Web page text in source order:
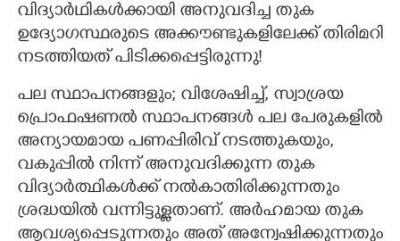
വിദ്യാർഥികൾക്കായി അനുവദിച്ച തുക
ഉദ്യോഗസ്ഥരുടെ അക്കൗണ്ടുകളിലേക്ക് തിരിമറി
നടത്തിയത് പിടിക്കപ്പെട്ടിരുന്നു!
പല സ്ഥാപനങ്ങളും; വിശേഷിച്ച്,​ സ്വാശ്രയ
പ്രൊഫഷണൽ സ്ഥാപനങ്ങൾ പല പേരുകളിൽ
അന്യായമായ പണപ്പിരിവ് നടത്തുകയും,​
വകുപ്പിൽ നിന്ന് അനുവദിക്കുന്ന തുക
വിദ്യാർത്ഥികൾക്ക് നൽകാതിരിക്കുന്നതും
ശ്രദ്ധയിൽ വന്നിട്ടുള്ളതാണ്. അർഹമായ തുക
ആവശ്യപ്പെടുന്നതും അത് അന്വേഷിക്കുന്നതും